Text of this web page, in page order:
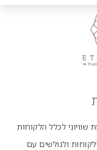
שוויוני לכלל הלקוחות
ולגולשים עם